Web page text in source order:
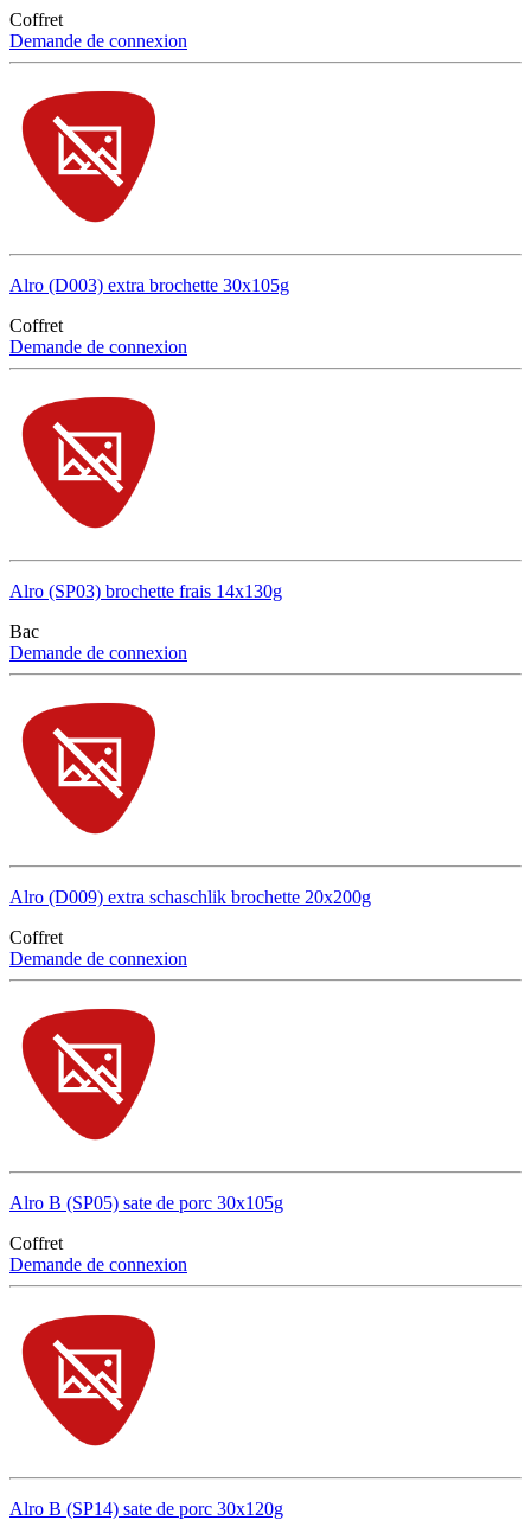
Coffret
Demande de connexion
Alro (D003) extra brochette 30x105g
Coffret
Demande de connexion
Alro (SP03) brochette frais 14x130g
Bac
Demande de connexion
Alro (D009) extra schaschlik brochette 20x200g
Coffret
Demande de connexion
Alro B (SP05) sate de porc 30x105g
Coffret
Demande de connexion
Alro B (SP14) sate de porc 30x120g